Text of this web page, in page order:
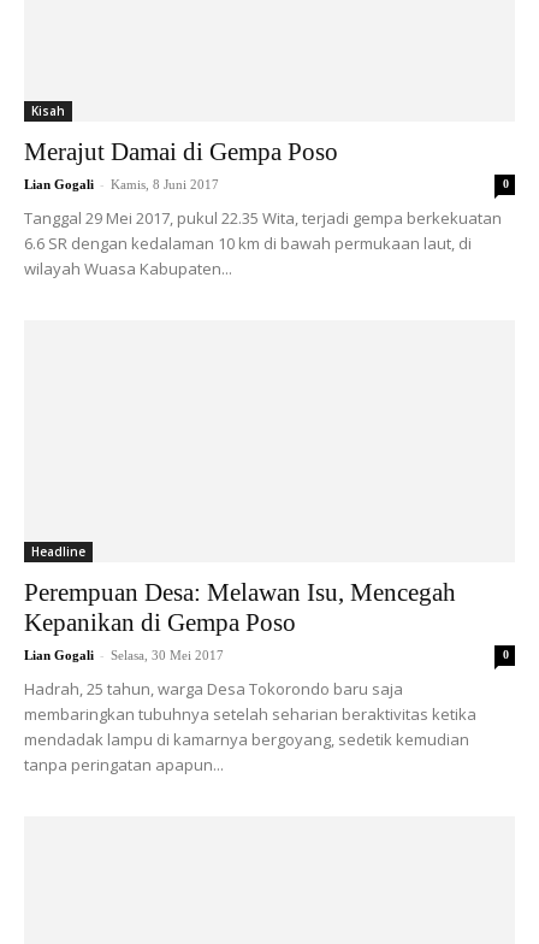
Kisah
Merajut Damai di Gempa Poso
Lian Gogali - Kamis, 8 Juni 2017 0
Tanggal 29 Mei 2017, pukul 22.35 Wita, terjadi gempa berkekuatan
6.6 SR dengan kedalaman 10 km di bawah permukaan laut, di
wilayah Wuasa Kabupaten...
Headline
Perempuan Desa: Melawan Isu, Mencegah
Kepanikan di Gempa Poso
Lian Gogali - Selasa, 30 Mei 2017 0
Hadrah, 25 tahun, warga Desa Tokorondo baru saja
membaringkan tubuhnya setelah seharian beraktivitas ketika
mendadak lampu di kamarnya bergoyang, sedetik kemudian
tanpa peringatan apapun...